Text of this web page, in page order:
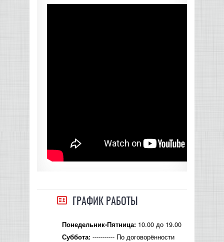
ГРАФИК РАБОТЫ
Понедельник-Пятница: 10.00 до 19.00
Суббота: ----------- По договорённости